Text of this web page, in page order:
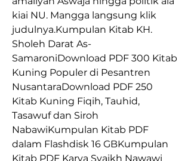
kiai NU. Mangga langsung klik
judulnya.Kumpulan Kitab KH.
Sholeh Darat As-
SamaroniDownload PDF 300 Kitab
Kuning Populer di Pesantren
NusantaraDownload PDF 250
Kitab Kuning Fiqih, Tauhid,
Tasawuf dan Siroh
NabawiKumpulan Kitab PDF
dalam Flashdisk 16 GBKumpulan
Kitab PDF Karya Syaikh Nawawi